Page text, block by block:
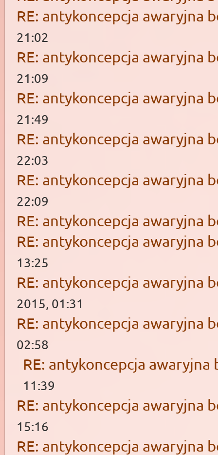
RE: antykoncepcja awaryjna
21:02
RE: antykoncepcja awaryjna
21:09
RE: antykoncepcja awaryjna
21:49
RE: antykoncepcja awaryjna
22:03
RE: antykoncepcja awaryjna
22:09
RE: antykoncepcja awaryjna
RE: antykoncepcja awaryjna
13:25
RE: antykoncepcja awaryjna
2015, 01:31
RE: antykoncepcja awaryjna
02:58
RE: antykoncepcja awaryjna
11:39
RE: antykoncepcja awaryjna
15:16
RE: antykoncepcja awaryjna